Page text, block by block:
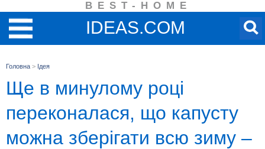
BEST-HOME
IDEAS.COM
Головна > Ідея
Ще в минулому році
переконалася, що капусту
можна зберігати всю зиму –